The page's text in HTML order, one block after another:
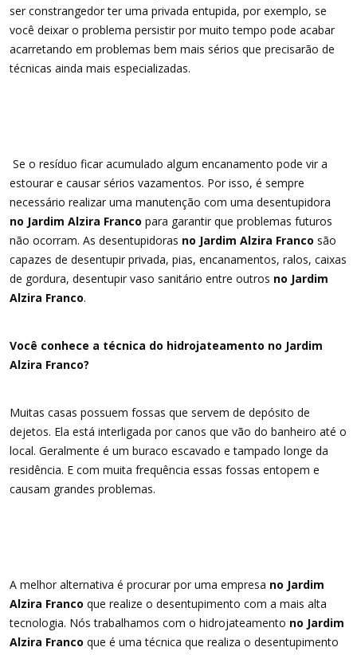
ser constrangedor ter uma privada entupida, por exemplo, se
você deixar o problema persistir por muito tempo pode acabar
acarretando em problemas bem mais sérios que precisarão de
técnicas ainda mais especializadas.
Se o resíduo ficar acumulado algum encanamento pode vir a
estourar e causar sérios vazamentos. Por isso, é sempre
necessário realizar uma manutenção com uma desentupidora
no Jardim Alzira Franco para garantir que problemas futuros
não ocorram. As desentupidoras no Jardim Alzira Franco são
capazes de desentupir privada, pias, encanamentos, ralos, caixas
de gordura, desentupir vaso sanitário entre outros no Jardim
Alzira Franco.
Você conhece a técnica do hidrojateamento no Jardim
Alzira Franco?
Muitas casas possuem fossas que servem de depósito de
dejetos. Ela está interligada por canos que vão do banheiro até o
local. Geralmente é um buraco escavado e tampado longe da
residência. E com muita frequência essas fossas entopem e
causam grandes problemas.
A melhor alternativa é procurar por uma empresa no Jardim
Alzira Franco que realize o desentupimento com a mais alta
tecnologia. Nós trabalhamos com o hidrojateamento no Jardim
Alzira Franco que é uma técnica que realiza o desentupimento